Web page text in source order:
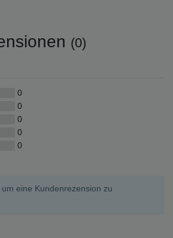
(0)
0
0
0
0
0
eine Kundenrezension zu